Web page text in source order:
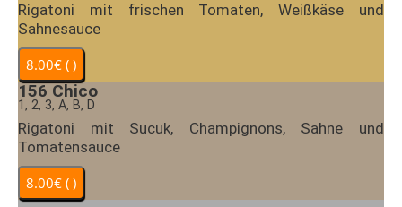
Rigatoni mit frischen Tomaten, Weißkäse und
Sahnesauce
156 Chico
1, 2, 3, A, B, D
Rigatoni mit Sucuk, Champignons, Sahne und
Tomatensauce